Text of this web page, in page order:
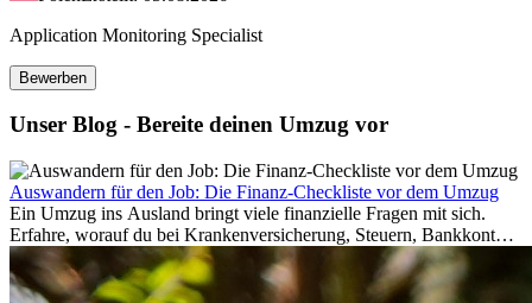
Application Monitoring Specialist
Bewerben
Unser Blog - Bereite deinen Umzug vor
Auswandern für den Job: Die Finanz-Checkliste vor dem Umzug
Ein Umzug ins Ausland bringt viele finanzielle Fragen mit sich.
Erfahre, worauf du bei Krankenversicherung, Steuern, Bankkonto,
Rücklagen und Budgetplanung achten solltest, damit dein Neustart
im Ausland reibungslos gelingt.